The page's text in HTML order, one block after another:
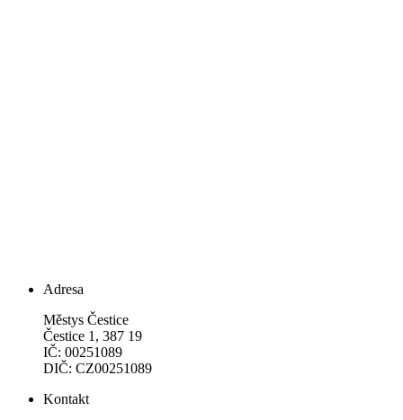
Adresa
Městys Čestice
Čestice 1, 387 19
IČ: 00251089
DIČ: CZ00251089
Kontakt